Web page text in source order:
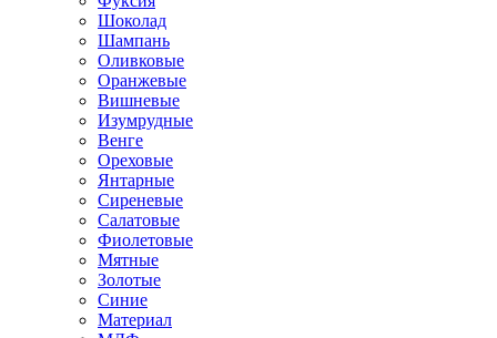
Шоколад
Шампань
Оливковые
Оранжевые
Вишневые
Изумрудные
Венге
Ореховые
Янтарные
Сиреневые
Салатовые
Фиолетовые
Мятные
Золотые
Синие
Материал